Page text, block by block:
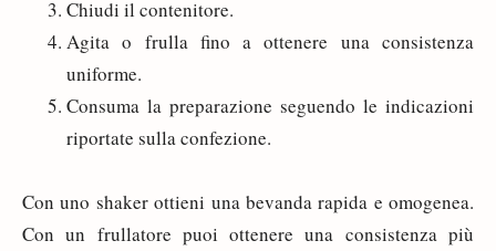
Chiudi il contenitore.
Agita o frulla fino a ottenere una consistenza
uniforme.
Consuma la preparazione seguendo le indicazioni
riportate sulla confezione.
Con uno shaker ottieni una bevanda rapida e omogenea.
Con un frullatore puoi ottenere una consistenza più